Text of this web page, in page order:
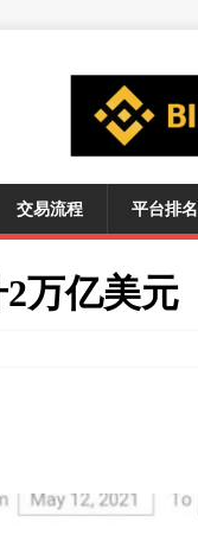
交易流程 平台排名
万亿美元